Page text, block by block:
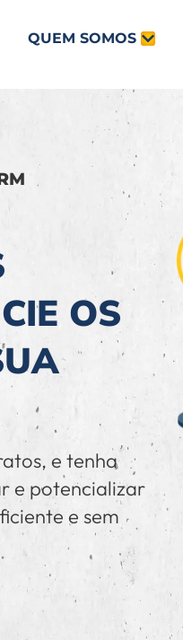
QUEM SOMOS
OS
e tenha
e potencializar
e sem